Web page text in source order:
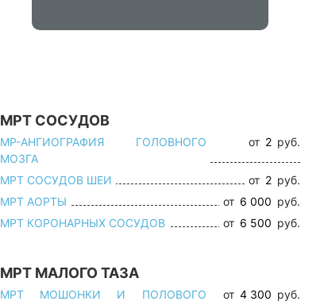
МРТ СОСУДОВ
МР-АНГИОГРАФИЯ ГОЛОВНОГО
МОЗГА
от 2 руб.
МРТ СОСУДОВ ШЕИ от 2 руб.
МРТ АОРТЫ
от 6 000 руб.
МРТ КОРОНАРНЫХ СОСУДОВ
от 6 500 руб.
МРТ МАЛОГО ТАЗА
МРТ МОШОНКИ И ПОЛОВОГО
от 4 300 руб.